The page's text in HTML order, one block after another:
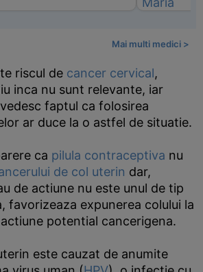
Mai multi medici >
riscul de cancer cervical,
inca nu sunt relevante, iar
faptul ca folosirea
ar duce la o astfel de situatie.
ca pilula contraceptiva nu
de col uterin dar,
de actiune nu este unul de tip
favorizeaza expunerea colului la
potential cancerigena.
este cauzat de anumite